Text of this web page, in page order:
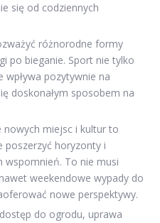
się od codziennych
różnorodne formy
po bieganie. Sport nie tylko
wpływa pozytywnie na
doskonałym sposobem na
nowych miejsc i kultur to
poszerzyć horyzonty i
wspomnień. To nie musi
weekendowe wypady do
nowe perspektywy.
do ogrodu, uprawa